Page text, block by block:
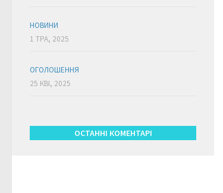
НОВИНИ
1 ТРА, 2025
ОГОЛОШЕННЯ
25 КВІ, 2025
ОСТАННІ КОМЕНТАРІ